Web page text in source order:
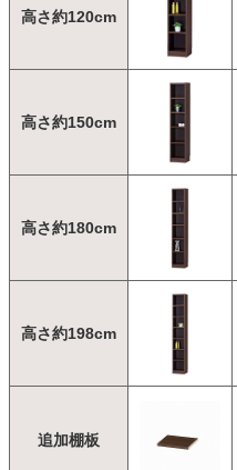
高さ約120cm
高さ約150cm
高さ約180cm
高さ約198cm
追加棚板